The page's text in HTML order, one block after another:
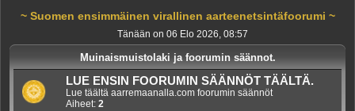
~ Suomen ensimmäinen virallinen aarteenetsintäfoorumi ~
Tänään on 06 Elo 2026, 08:57
Muinaismuistolaki ja foorumin säännot.
LUE ENSIN FOORUMIN SÄÄNNÖT TÄÄLTÄ.
Lue täältä aarremaanalla.com foorumin säännöt
Aiheet: 2